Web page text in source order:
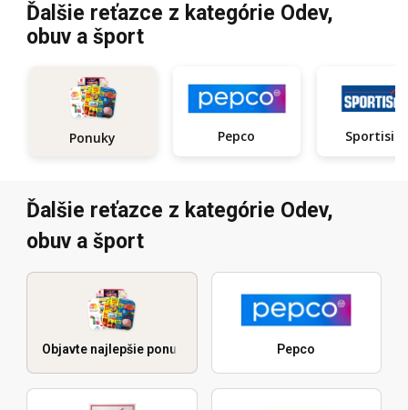
Ďalšie reťazce z kategórie Odev,
obuv a šport
Ponuky Pepco
Ďalšie reťazce z kategórie Odev,
obuv a šport
Objavte najlepšie ponuky Pepco